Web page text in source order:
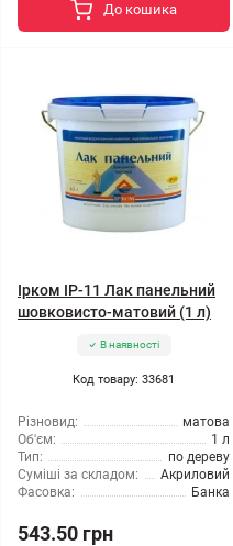
До кошика
Ірком ІР-11 Лак панельний
шовковисто-матовий (1 л)
В наявності
Код товару: 33681
Різновид:
матова
Об'єм:
1 л
Тип:
по дереву
Суміші за складом:
Акриловий
Фасовка:
Банка
543.50 грн